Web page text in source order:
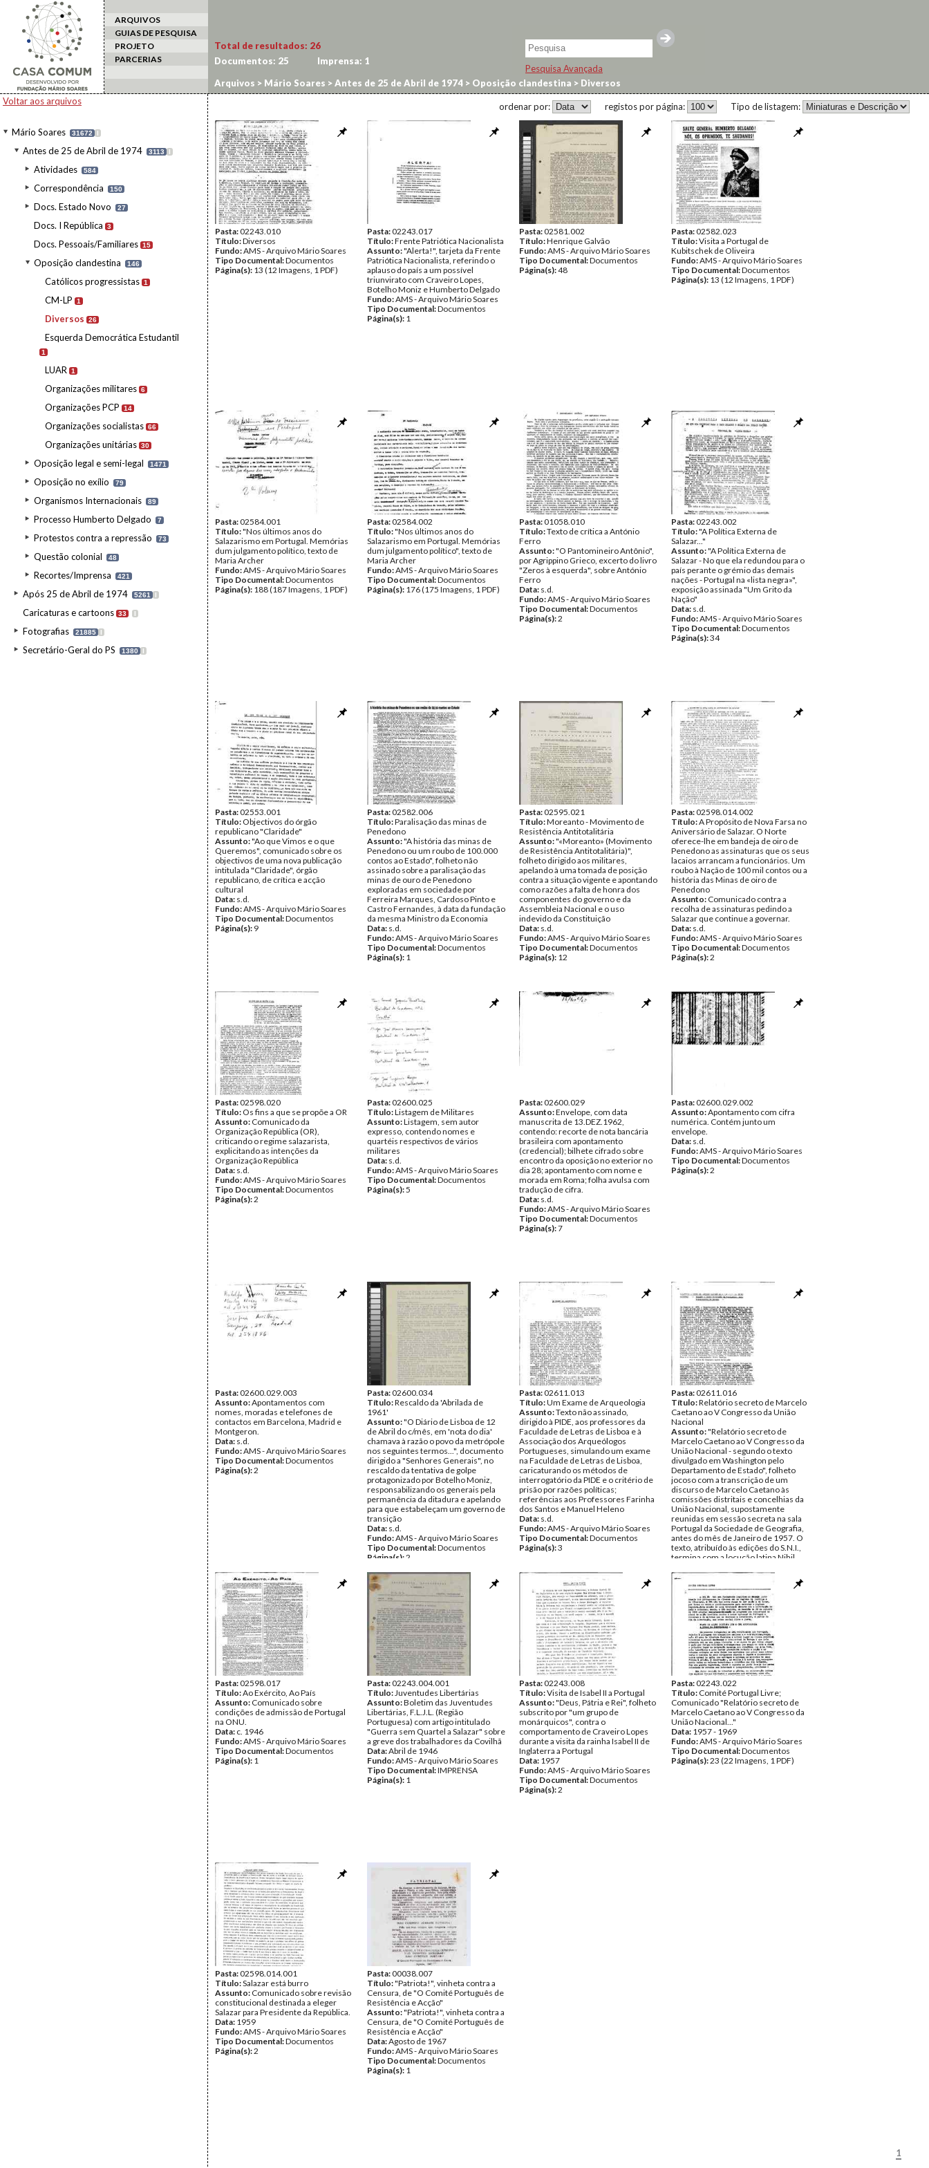
ARQUIVOS
GUIAS DE PESQUISA
PROJETO
PARCERIAS
Pesquisa Avançada
Voltar aos arquivos
Mário Soares 31672 I
Antes de 25 de Abril de 1974 3113 I
Atividades 584
Correspondência 150
Docs. Estado Novo 27
Docs. I República 3
Docs. Pessoais/Familiares 15
Oposição clandestina 146
Católicos progressistas 1
CM-LP 1
Diversos 26
Esquerda Democrática Estudantil
1
LUAR 1
Organizações militares 6
Organizações PCP 14
Organizações socialistas 66
Organizações unitárias 30
Oposição legal e semi-legal 1471
Oposição no exílio 79
Organismos Internacionais 89
Processo Humberto Delgado 7
Protestos contra a repressão 73
Questão colonial 48
Recortes/Imprensa 421
Após 25 de Abril de 1974 5261 I
Caricaturas e cartoons 33 I
Fotografias 21885 I
Secretário-Geral do PS 1380 I
Total de resultados: 26
Documentos: 25 Imprensa: 1
Arquivos > Mário Soares >Antes de 25 de Abril de 1974 > Oposição clandestina > Diversos
Tipo de listagem:
registos por página:
ordenar por:
Pasta:02243.010
Título:Diversos
Fundo:AMS - Arquivo Mário Soares
Tipo Documental:Documentos
Página(s): 13 (12 Imagens, 1 PDF)
Pasta:02243.017
Título:Frente Patriótica Nacionalista
Assunto:"Alerta!", tarjeta da Frente
Patriótica Nacionalista, referindo o
aplauso do país a um possível
triunvirato com Craveiro Lopes,
Botelho Moniz e Humberto Delgado
Fundo:AMS - Arquivo Mário Soares
Tipo Documental:Documentos
Página(s): 1
Pasta:02581.002
Título:Henrique Galvão
Fundo:AMS - Arquivo Mário Soares
Tipo Documental:Documentos
Página(s):48
Pasta:02582.023
Título:Visita a Portugal de
Kubitschek de Oliveira
Fundo:AMS - Arquivo Mário Soares
Tipo Documental:Documentos
Página(s): 13 (12 Imagens, 1 PDF)
Pasta:02584.001
Título:"Nos últimos anos do
Salazarismo em Portugal. Memórias
dum julgamento político, texto de
Maria Archer
Fundo:AMS - Arquivo Mário Soares
Tipo Documental:Documentos
Página(s): 188 (187 Imagens, 1 PDF)
Pasta:02584.002
Título:"Nos últimos anos do
Salazarismo em Portugal. Memórias
dum julgamento político", texto de
Maria Archer
Fundo:AMS - Arquivo Mário Soares
Tipo Documental:Documentos
Página(s): 176 (175 Imagens, 1 PDF)
Pasta:01058.010
Título:Texto de crítica a António
Ferro
Assunto:"O Pantomineiro Antônio",
por Agrippino Grieco, excerto do livro
"Zeros à esquerda", sobre António
Ferro
Data: s.d.
Fundo:AMS - Arquivo Mário Soares
Tipo Documental:Documentos
Página(s):2
Pasta:02243.002
Título:"A Política Externa de
Salazar..."
Assunto:"A Política Externa de
Salazar - No que ela redundou para o
país perante o grémio das demais
nações - Portugal na «lista negra»",
exposição assinada "Um Grito da
Nação"
Data: s.d.
Fundo:AMS - Arquivo Mário Soares
Tipo Documental:Documentos
Página(s):34
Pasta:02553.001
Título: Objectivos do órgão
republicano "Claridade"
Assunto:"Ao que Vimos e o que
Queremos", comunicado sobre os
objectivos de uma nova publicação
intitulada "Claridade", órgão
republicano, de crítica e acção
cultural
Data: s.d.
Fundo:AMS - Arquivo Mário Soares
Tipo Documental:Documentos
Página(s): 9
Pasta:02582.006
Título:Paralisação das minas de
Penedono
Assunto:"A história das minas de
Penedono ou um roubo de 100.000
contos ao Estado", folheto não
assinado sobre a paralisação das
minas de ouro de Penedono
exploradas em sociedade por
Ferreira Marques, Cardoso Pinto e
Castro Fernandes, à data da fundação
da mesma Ministro da Economia
Data: s.d.
Fundo:AMS - Arquivo Mário Soares
Tipo Documental:Documentos
Página(s): 1
Pasta:02595.021
Título:Moreanto - Movimento de
Resistência Antitotalitária
Assunto:"«Moreanto» (Movimento
de Resistência Antitotalitária)",
folheto dirigido aos militares,
apelando à uma tomada de posição
contra a situação vigente e apontando
como razões a falta de honra dos
componentes do governo e da
Assembleia Nacional e o uso
indevido da Constituição
Data: s.d.
Fundo:AMS - Arquivo Mário Soares
Tipo Documental:Documentos
Página(s): 12
Pasta:02598.014.002
Título:A Propósito de Nova Farsa no
Aniversário de Salazar. O Norte
oferece-lhe em bandeja de oiro de
Penedono as assinaturas que os seus
lacaios arrancam a funcionários. Um
roubo à Nação de 100 mil contos ou a
história das Minas de oiro de
Penedono
Assunto: Comunicado contra a
recolha de assinaturas pedindo a
Salazar que continue a governar.
Data: s.d.
Fundo:AMS - Arquivo Mário Soares
Tipo Documental:Documentos
Página(s):2
Pasta:02598.020
Título: Os fins a que se propõe a OR
Assunto: Comunicado da
Organização República (OR),
criticando o regime salazarista,
explicitando as intenções da
Organização República
Data: s.d.
Fundo:AMS - Arquivo Mário Soares
Tipo Documental:Documentos
Página(s):2
Pasta:02600.025
Título:Listagem de Militares
Assunto:Listagem, sem autor
expresso, contendo nomes e
quartéis respectivos de vários
militares
Data: s.d.
Fundo:AMS - Arquivo Mário Soares
Tipo Documental:Documentos
Página(s):5
Pasta:02600.029
Assunto:Envelope, com data
manuscrita de 13.DEZ.1962,
contendo: recorte de nota bancária
brasileira com apontamento
(credencial); bilhete cifrado sobre
encontro da oposição no exterior no
dia 28; apontamento com nome e
morada em Roma; folha avulsa com
tradução de cifra.
Data: s.d.
Fundo:AMS - Arquivo Mário Soares
Tipo Documental:Documentos
Página(s):7
Pasta:02600.029.002
Assunto:Apontamento com cifra
numérica. Contém junto um
envelope.
Data: s.d.
Fundo:AMS - Arquivo Mário Soares
Tipo Documental:Documentos
Página(s):2
Pasta:02600.029.003
Assunto:Apontamentos com
nomes, moradas e telefones de
contactos em Barcelona, Madrid e
Montgeron.
Data: s.d.
Fundo:AMS - Arquivo Mário Soares
Tipo Documental:Documentos
Página(s):2
Pasta:02600.034
Título:Rescaldo da 'Abrilada de
1961'
Assunto:"O Diário de Lisboa de 12
de Abril do c/mês, em 'nota do dia'
chamava à razão o povo da metrópole
nos seguintes termos...", documento
dirigido a "Senhores Generais", no
rescaldo da tentativa de golpe
protagonizado por Botelho Moniz,
responsabilizando os generais pela
permanência da ditadura e apelando
para que estabeleçam um governo de
transição
Data: s.d.
Fundo:AMS - Arquivo Mário Soares
Tipo Documental:Documentos
Página(s):2
Pasta:02611.013
Título:Um Exame de Arqueologia
Assunto:Texto não assinado,
dirigido à PIDE, aos professores da
Faculdade de Letras de Lisboa e à
Associação dos Arqueólogos
Portugueses, simulando um exame
na Faculdade de Letras de Lisboa,
caricaturando os métodos de
interrogatório da PIDE e o critério de
prisão por razões políticas;
referências aos Professores Farinha
dos Santos e Manuel Heleno
Data: s.d.
Fundo:AMS - Arquivo Mário Soares
Tipo Documental:Documentos
Página(s):3
Pasta:02611.016
Título:Relatório secreto de Marcelo
Caetano ao V Congresso da União
Nacional
Assunto:"Relatório secreto de
Marcelo Caetano ao V Congresso da
União Nacional - segundo o texto
divulgado em Washington pelo
Departamento de Estado", folheto
jocoso com a transcrição de um
discurso de Marcelo Caetano às
comissões distritais e concelhias da
União Nacional, supostamente
reunidas em sessão secreta na sala
Portugal da Sociedade de Geografia,
antes do mês de Janeiro de 1957. O
texto, atribuído às edições do S.N.I.,
termina com a locução latina Nihil
Eduardo Brasão.
Data:s.d.
Fundo:AMS - Arquivo Mário Soares
Tipo Documental:Documentos
Página(s):6
Pasta:02598.017
Título:Ao Exército, Ao País
Assunto: Comunicado sobre
condições de admissão de Portugal
na ONU.
Data: c. 1946
Fundo:AMS - Arquivo Mário Soares
Tipo Documental:Documentos
Página(s): 1
Pasta:02243.004.001
Título:Juventudes Libertárias
Assunto:Boletim das Juventudes
Libertárias, F.L.J.L. (Região
Portuguesa) com artigo intitulado
"Guerra sem Quartel a Salazar" sobre
a greve dos trabalhadores da Covilhã
Data:Abril de 1946
Fundo:AMS - Arquivo Mário Soares
Tipo Documental:IMPRENSA
Página(s): 1
Pasta:02243.008
Título:Visita de Isabel II a Portugal
Assunto:"Deus, Pátria e Rei", folheto
subscrito por "um grupo de
monárquicos", contra o
comportamento de Craveiro Lopes
durante a visita da rainha Isabel II de
Inglaterra a Portugal
Data: 1957
Fundo:AMS - Arquivo Mário Soares
Tipo Documental:Documentos
Página(s):2
Pasta:02243.022
Título: Comité Portugal Livre;
Comunicado "Relatório secreto de
Marcelo Caetano ao V Congresso da
União Nacional..."
Data: 1957 - 1969
Fundo:AMS - Arquivo Mário Soares
Tipo Documental:Documentos
Página(s):23 (22 Imagens, 1 PDF)
Pasta:02598.014.001
Título:Salazar está burro
Assunto: Comunicado sobre revisão
constitucional destinada a eleger
Salazar para Presidente da República.
Data: 1959
Fundo:AMS - Arquivo Mário Soares
Tipo Documental:Documentos
Página(s):2
Pasta:00038.007
Título:"Patriota!", vinheta contra a
Censura, de "O Comité Português de
Resistência e Acção"
Assunto:"Patriota!", vinheta contra a
Censura, de "O Comité Português de
Resistência e Acção"
Data:Agosto de 1967
Fundo:AMS - Arquivo Mário Soares
Tipo Documental:Documentos
Página(s): 1
1